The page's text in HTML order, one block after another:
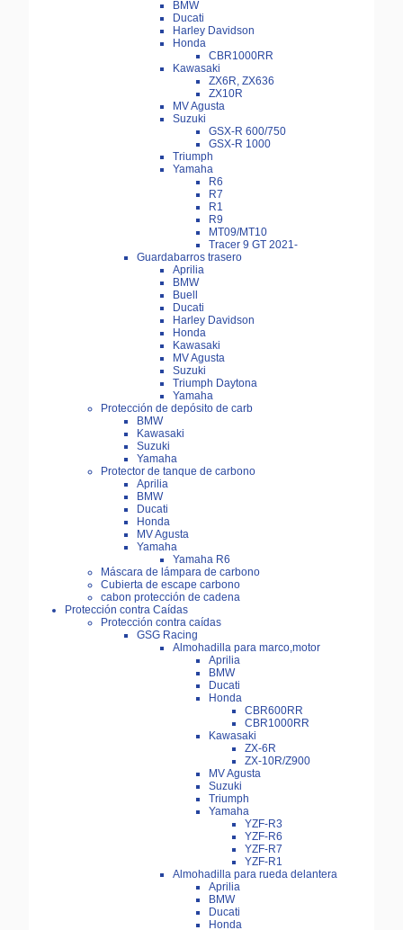
BMW
Ducati
Harley Davidson
Honda
CBR1000RR
Kawasaki
ZX6R, ZX636
ZX10R
MV Agusta
Suzuki
GSX-R 600/750
GSX-R 1000
Triumph
Yamaha
R6
R7
R1
R9
MT09/MT10
Tracer 9 GT 2021-
Guardabarros trasero
Aprilia
BMW
Buell
Ducati
Harley Davidson
Honda
Kawasaki
MV Agusta
Suzuki
Triumph Daytona
Yamaha
Protección de depósito de carb
BMW
Kawasaki
Suzuki
Yamaha
Protector de tanque de carbono
Aprilia
BMW
Ducati
Honda
MV Agusta
Yamaha
Yamaha R6
Máscara de lámpara de carbono
Cubierta de escape carbono
cabon protección de cadena
Protección contra Caídas
Protección contra caídas
GSG Racing
Almohadilla para marco,motor
Aprilia
BMW
Ducati
Honda
CBR600RR
CBR1000RR
Kawasaki
ZX-6R
ZX-10R/Z900
MV Agusta
Suzuki
Triumph
Yamaha
YZF-R3
YZF-R6
YZF-R7
YZF-R1
Almohadilla para rueda delantera
Aprilia
BMW
Ducati
Honda